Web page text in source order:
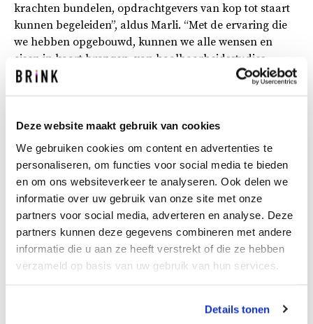
Deze website maakt gebruik van cookies
We gebruiken cookies om content en advertenties te
personaliseren, om functies voor social media te bieden
en om ons websiteverkeer te analyseren. Ook delen we
informatie over uw gebruik van onze site met onze
partners voor social media, adverteren en analyse. Deze
partners kunnen deze gegevens combineren met andere
informatie die u aan ze heeft verstrekt of die ze hebben
verzameld op basis van uw gebruik van hun services.
Details tonen
krachten bundelen, opdrachtgevers van kop tot staart
kunnen begeleiden”, aldus Marli. “Met de ervaring die
we hebben opgebouwd, kunnen we alle wensen en
eisen in kaart brengen, van haalbaarheidsstudies
uitvoeren tot de volledige realisatie en inhuizing
circulariteit, zodat projectteamleden zelf kunnen
kiezen.”
Ook houden adviseurs de technologische
ontwikkelingen goed in gaten. Elk jaar brengen
leveranciers wel weer nieuwe, duurzame materialen en
technologieën op de markt die kunnen helpen om
circulaire ambities in de labomgeving te realiseren.
Marli: “Tenslotte kijken we ook kritisch mee in het
beoordelingsproces bij aanbestedingen. We helpen om
circulariteit van leveranciers te beoordelen. Want